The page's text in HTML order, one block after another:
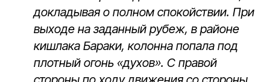
докладывая о полном спокойствии. При
выходе на заданный рубеж, в районе
кишлака Бараки, колонна попала под
плотный огонь «духов». С правой